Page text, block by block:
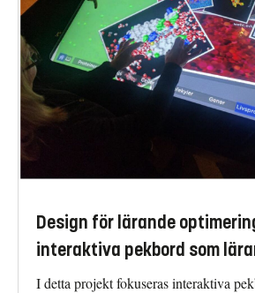
Design för lärande
interaktiva pekbord som
I detta projekt fokuseras interaktiva